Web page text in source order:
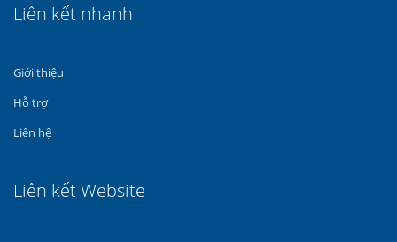
Liên kết nhanh
Giới thiệu
Hỗ trợ
Liên hệ
Liên kết Website